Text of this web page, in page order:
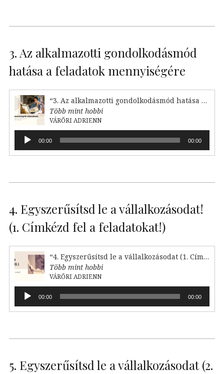
3. Az alkalmazotti gondolkodásmód
hatása a feladatok mennyiségére
“3. Az alkalmazotti gondolkodásmód hatása a feladataink mennyiségére”
Több mint hobbi
VÁRŐRI ADRIENN
Audió
lejátszó00:00 00:00
4. Egyszerűsítsd le a vállalkozásodat!
(1. Címkézd fel a feladatokat!)
“4. Egyszerűsítsd le a vállalkozásodat (1. Címkézd fel!)”
Több mint hobbi
VÁRŐRI ADRIENN
Audió
lejátszó00:00 00:00
5. Egyszerűsítsd le a vállalkozásodat (2.